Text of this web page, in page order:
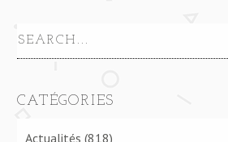
CATÉGORIES
Actualités (818)